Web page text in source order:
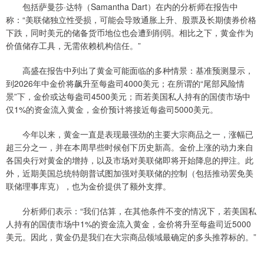
包括萨曼莎·达特（Samantha Dart）在内的分析师在报告中
称：“美联储独立性受损，可能会导致通胀上升、股票及长期债券价格
下跌，同时美元的储备货币地位也会遭到削弱。相比之下，黄金作为
价值储存工具，无需依赖机构信任。”
高盛在报告中列出了黄金可能面临的多种情景：基准预测显示，
到2026年中金价将飙升至每盎司4000美元；在所谓的“尾部风险情
景”下，金价或达每盎司4500美元；而若美国私人持有的国债市场中
仅1%的资金流入黄金，金价预计将接近每盎司5000美元。
今年以来，黄金一直是表现最强劲的主要大宗商品之一，涨幅已
超三分之一，并在本周早些时候创下历史新高。金价上涨的动力来自
各国央行对黄金的增持，以及市场对美联储即将开始降息的押注。此
外，近期美国总统特朗普试图加强对美联储的控制（包括推动罢免美
联储理事库克），也为金价提供了额外支撑。
分析师们表示：“我们估算，在其他条件不变的情况下，若美国私
人持有的国债市场中1%的资金流入黄金，金价将升至每盎司近5000
美元。因此，黄金仍是我们在大宗商品领域最确定的多头推荐标的。”